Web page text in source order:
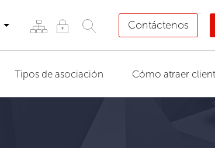
Contáctenos
Tipos de asociación Cómo atraer